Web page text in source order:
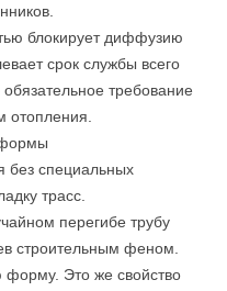
блокирует диффузию
срок службы всего
требование
отопления.
специальных
трасс.
перегибе трубу
строительным феном.
Это же свойство